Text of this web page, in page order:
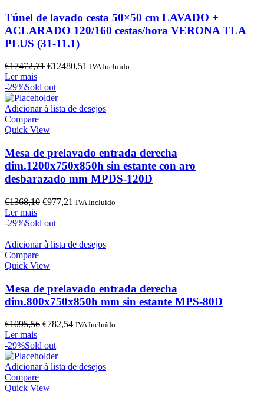
Túnel de lavado cesta 50×50 cm LAVADO +
ACLARADO 120/160 cestas/hora VERONA TLA
PLUS (31-11.1)
€17472,71 O
original
era:
€17472,71.
€12480,51 O
€12480,51.
IVA Incluído
Ler mais
-29%Sold out
Adicionar à lista de desejos
Compare
Quick View
Mesa de prelavado entrada derecha
dim.1200x750x850h sin estante con aro
desbarazado mm MPDS-120D
€1368,10 O
original
€1368,10.
€977,21 O
€977,21.
IVA Incluído
Ler mais
-29%Sold out
Adicionar à lista de desejos
Compare
Quick View
Mesa de prelavado entrada derecha
dim.800x750x850h mm sin estante MPS-80D
€1095,56 O
original
era:
€1095,56.
€782,54O
€782,54.
IVA Incluído
Ler mais
-29%Sold out
Adicionar à lista de desejos
Compare
Quick View